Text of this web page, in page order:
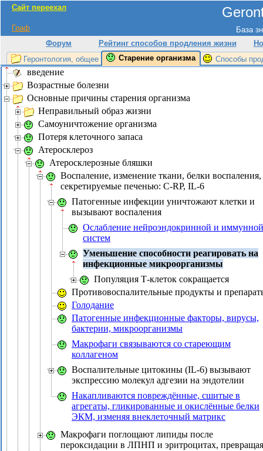
Сайт переехал
База
Граф
Форум
Рейтинг способов продления жизни
Геронтология, общее
Старение организма Способы
введение
Возрастные болезни
Основные причины старения организма
Неправильный образ жизни
Самоуничтожение организма
Потеря клеточного запаса
Атеросклероз
Атеросклерозные бляшки
Воспаление, изменение ткани, белки воспаления,
секретируемые печенью: C-RP, IL-6
Патогенные инфекции уничтожают клетки и
вызывают воспаления
Ослабление нейроэндокринной и иммунной
систем
Уменьшение способности реагировать на
инфекционные микроорганизмы
Популяция Т-клеток сокращается
Противовоспалительные продукты и
Голодание
Патогенные инфекционные факторы, вирусы,
бактерии, микроорганизмы
Макрофаги связываются со стареющим
коллагеном
Воспалительные цитокины (IL-6) вызывают
экспрессию молекул адгезии на эндотелии
Накапливаются повреждённые, сшитые в
агрегаты, гликированные и окислённые белки
ЭКМ, изменяя внеклеточный матрикс
Макрофаги поглощают липиды после
пероксидации в ЛПНП и эритроцитах,